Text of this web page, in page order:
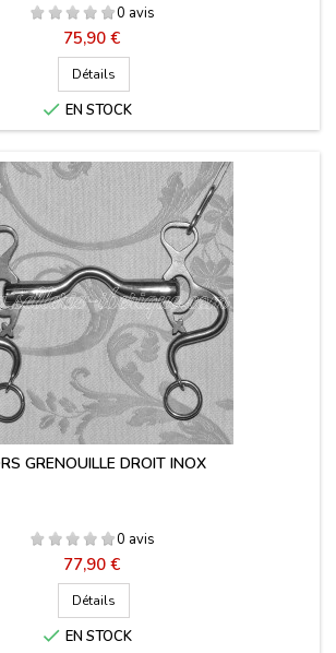
0 avis
Prix
75,90 €
Détails
 EN STOCK
GRENOUILLE DROIT INOX
0 avis
Prix
77,90 €
Détails
 EN STOCK